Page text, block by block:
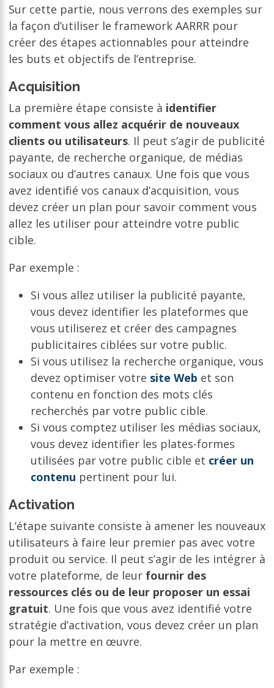
Sur cette partie, nous verrons des exemples sur
la façon d’utiliser le framework AARRR pour
créer des étapes actionnables pour atteindre
les buts et objectifs de l’entreprise.
Acquisition
La première étape consiste à identifier
comment vous allez acquérir de nouveaux
clients ou utilisateurs. Il peut s’agir de publicité
payante, de recherche organique, de médias
sociaux ou d’autres canaux. Une fois que vous
avez identifié vos canaux d’acquisition, vous
devez créer un plan pour savoir comment vous
allez les utiliser pour atteindre votre public
cible.
Par exemple :
Si vous allez utiliser la publicité payante,
vous devez identifier les plateformes que
vous utiliserez et créer des campagnes
publicitaires ciblées sur votre public.
Si vous utilisez la recherche organique, vous
devez optimiser votre site Web et son
contenu en fonction des mots clés
recherchés par votre public cible.
Si vous comptez utiliser les médias sociaux,
vous devez identifier les plates-formes
utilisées par votre public cible et créer un
contenu pertinent pour lui.
Activation
L’étape suivante consiste à amener les nouveaux
utilisateurs à faire leur premier pas avec votre
produit ou service. Il peut s’agir de les intégrer à
votre plateforme, de leur fournir des
ressources clés ou de leur proposer un essai
gratuit. Une fois que vous avez identifié votre
stratégie d’activation, vous devez créer un plan
pour la mettre en œuvre.
Par exemple :